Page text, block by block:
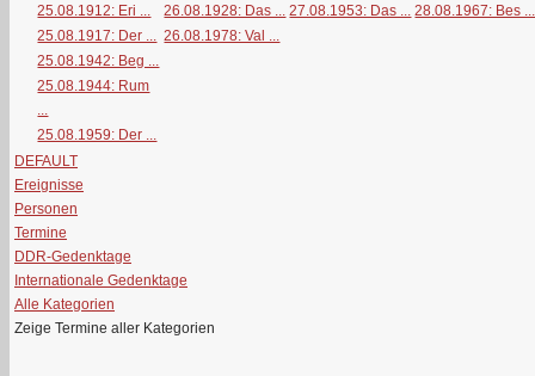
25.08.1912: Eri ...
25.08.1917: Der ...
25.08.1942: Beg ...
25.08.1944: Rum
...
25.08.1959: Der ...
26.08.1928: Das ...
26.08.1978: Val ...
27.08.1953: Das ... 28.08.1967: Bes ...
DEFAULT
Ereignisse
Personen
Termine
DDR-Gedenktage
Internationale Gedenktage
Alle Kategorien
Zeige Termine aller Kategorien